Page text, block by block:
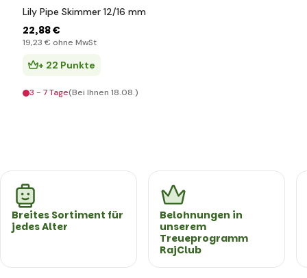
Lily Pipe Skimmer 12/16 mm
22,88 €
19,23 € ohne MwSt
+ 22 Punkte
3 - 7 Tage(Bei Ihnen 18.08.)
Breites Sortiment für
jedes Alter
Belohnungen in
unserem
Treueprogramm
RajClub